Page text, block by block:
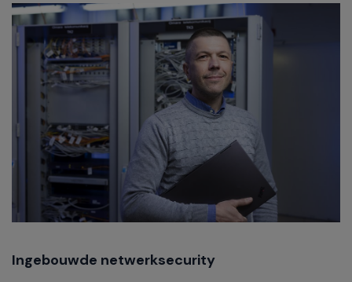
Ingebouwde netwerksecurity